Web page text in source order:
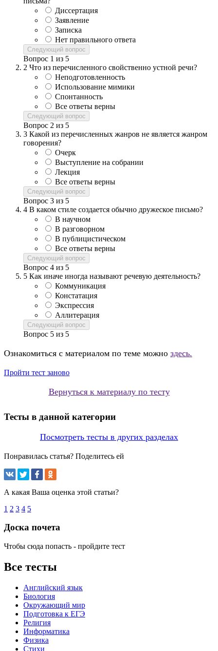
Диссертация
Заявление
Записка
Нет правильного ответа
Следующий вопрос
Вопрос 1 из 5
2 Что из перечисленного свойственно устной речи?
Неподготовленность
Использование мимики
Спонтанность
Все ответы верны
Следующий вопрос
Вопрос 2 из 5
3 Какой из перечисленных жанров не является жанром
говорения?
Очерк
Выступление на собрании
Лекция
Все ответы верны
Следующий вопрос
Вопрос 3 из 5
4 В каком стиле создается обычно дружеское письмо?
В научном
В разговорном
В публицистическом
Все ответы верны
Следующий вопрос
Вопрос 4 из 5
5 Как иначе иногда называют речевую деятельность?
Коммуникация
Констатация
Экспрессия
Аллитерация
Следующий вопрос
Вопрос 5 из 5
Ознакомиться с материалом по теме можно здесь.
Пройти тест заново
Вернуться к материалу по тесту
Тесты в данной категории
Посмотреть тесты в других разделах
Понравилась статья? Поделитесь ей
А какая Ваша оценка этой статьи?
1 2 3 4 5
Доска почета
Чтобы сюда попасть - пройдите тест
Все тесты
Английский язык
Биология
Окружающий мир
Подготовка к ЕГЭ
Религия
Информатика
Физика
Стихи